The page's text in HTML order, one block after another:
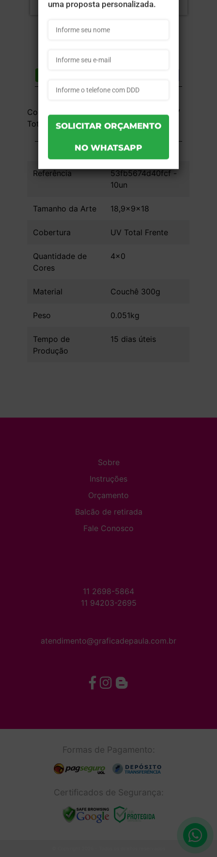
DESCRIÇÃO DO PRODUTO
Couchê 300g - 4x0 - 18,9x9x18 cm - UV
Total Frente - 10 unid
Referência
53fb5674d40fcf -
10un
Tamanho da Arte 18,9x9x18
Cobertura UV Total Frente
Quantidade de
Cores
4x0
Material Couchê 300g
Peso 0.051kg
Tempo de
Produção
15 dias úteis
Sobre
Instruções
Orçamento
Balcão de retirada
Fale Conosco
11 2698-5864
11 94203-2695
atendimento@graficadepaula.com.br
Formas de Pagamento:
Certificados de Segurança: